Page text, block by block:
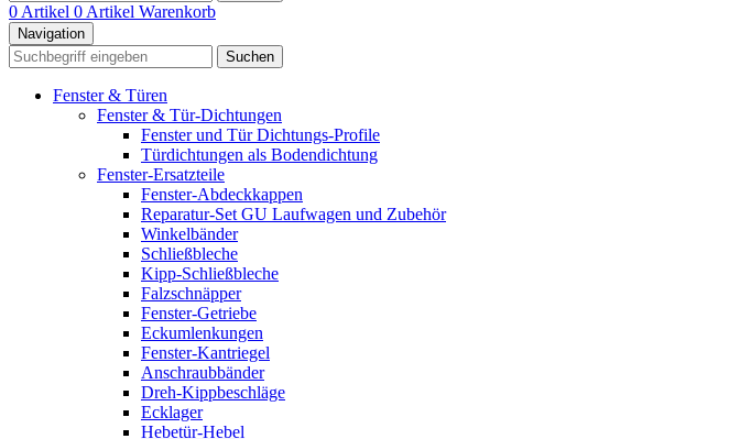
0 Artikel 0 Artikel Warenkorb
Navigation
Suchen
Fenster & Türen
Fenster & Tür-Dichtungen
Fenster und Tür Dichtungs-Profile
Türdichtungen als Bodendichtung
Fenster-Ersatzteile
Fenster-Abdeckkappen
Reparatur-Set GU Laufwagen und Zubehör
Winkelbänder
Schließbleche
Kipp-Schließbleche
Falzschnäpper
Fenster-Getriebe
Eckumlenkungen
Fenster-Kantriegel
Anschraubbänder
Dreh-Kippbeschläge
Ecklager
Hebetür-Hebel